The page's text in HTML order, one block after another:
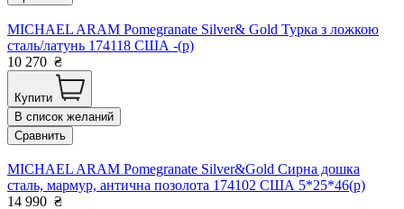
MICHAEL ARAM Pomegranate Silver& Gold Турка з ложкою
сталь/латунь 174118 США -(р)
10 270 ₴
Купити
В список желаний
Сравнить
MICHAEL ARAM Pomegranate Silver&Gold Сирна дошка
сталь, мармур, антична позолота 174102 США 5*25*46(р)
14 990 ₴